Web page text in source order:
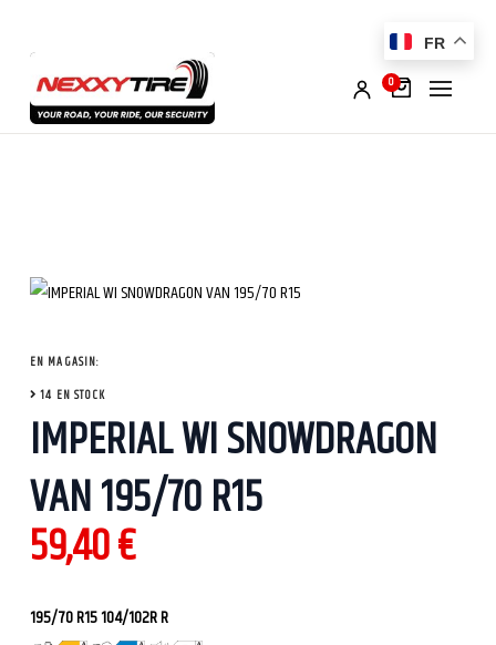
0
EN MAGASIN:
14 EN STOCK
IMPERIAL WI SNOWDRAGON
VAN 195/70 R15
59,40€
195/70 R15 104/102R R
FR